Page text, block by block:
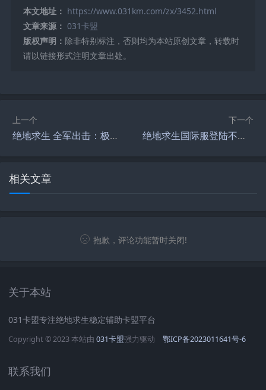
本文地址： https://www.031km.com/zx/3452.html
文章来源： 031卡盟
版权声明： 除非特别标注，否则均为本站原创文章，转载时
请以链接形式注明文章出处。
上一个
绝地求生 全军出击：极致枪战体验-绝地求生 全军出击最新版本玩法解析
下一个
绝地求生国际服登陆不了怎么办-绝地求生国际服无法登录的解决方法
相关文章
抱歉，评论功能暂时关闭!
关于本站
031卡盟专注绝地求生稳定辅助卡盟平台
Copyright © 2023 本站由 031卡盟强力驱动 鄂ICP备2023011641号-6
联系我们